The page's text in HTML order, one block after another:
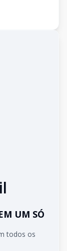
UM SÓ
todos os